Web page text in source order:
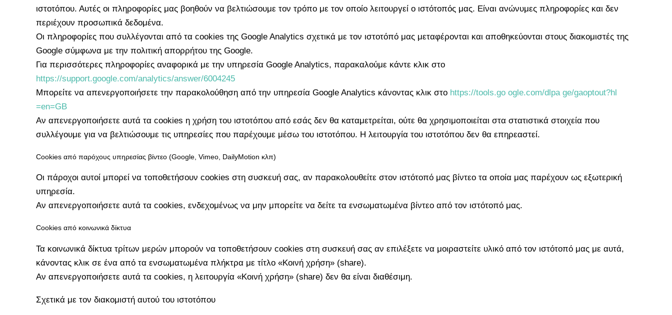
ιστοτόπου. Αυτές οι πληροφορίες μας βοηθούν να βελτιώσουμε τον τρόπο με τον οποίο λειτουργεί ο ιστότοπός μας. Είναι ανώνυμες πληροφορίες και δεν
περιέχουν προσωπικά δεδομένα.
Οι πληροφορίες που συλλέγονται από τα cookies της Google Analytics σχετικά με τον ιστοτόπό μας μεταφέρονται και αποθηκεύονται στους διακομιστές της
Google σύμφωνα με την πολιτική απορρήτου της Google.
Για περισσότερες πληροφορίες αναφορικά με την υπηρεσία Google Analytics, παρακαλούμε κάντε κλικ στο
https://support.google.com/analytics/answer/6004245
Μπορείτε να απενεργοποιήσετε την παρακολούθηση από την υπηρεσία Google Analytics κάνοντας κλικ στο https://tools.go ogle.com/dlpa ge/gaoptout?hl
=en=GB
Αν απενεργοποιήσετε αυτά τα cookies η χρήση του ιστοτόπου από εσάς δεν θα καταμετρείται, ούτε θα χρησιμοποιείται στα στατιστικά στοιχεία που
συλλέγουμε για να βελτιώσουμε τις υπηρεσίες που παρέχουμε μέσω του ιστοτόπου. Η λειτουργία του ιστοτόπου δεν θα επηρεαστεί.
Cookies από παρόχους υπηρεσίας βίντεο (Google, Vimeo, DailyMotion κλπ)
Οι πάροχοι αυτοί μπορεί να τοποθετήσουν cookies στη συσκευή σας, αν παρακολουθείτε στον ιστότοπό μας βίντεο τα οποία μας παρέχουν ως εξωτερική
υπηρεσία.
Αν απενεργοποιήσετε αυτά τα cookies, ενδεχομένως να μην μπορείτε να δείτε τα ενσωματωμένα βίντεο από τον ιστότοπό μας.
Cookies από κοινωνικά δίκτυα
Τα κοινωνικά δίκτυα τρίτων μερών μπορούν να τοποθετήσουν cookies στη συσκευή σας αν επιλέξετε να μοιραστείτε υλικό από τον ιστότοπό μας με αυτά,
κάνοντας κλικ σε ένα από τα ενσωματωμένα πλήκτρα με τίτλο «Κοινή χρήση» (share).
Αν απενεργοποιήσετε αυτά τα cookies, η λειτουργία «Κοινή χρήση» (share) δεν θα είναι διαθέσιμη.
Σχετικά με τον διακομιστή αυτού του ιστοτόπου